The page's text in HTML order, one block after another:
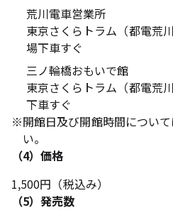
荒川電車営業所
東京さくらトラム（都電荒
場下車すぐ
三ノ輪橋おもいで館
東京さくらトラム（都電荒
下車すぐ
※開館日及び開館時間につい
い。
（4）価格
1,500円（税込み）
（5）発売数